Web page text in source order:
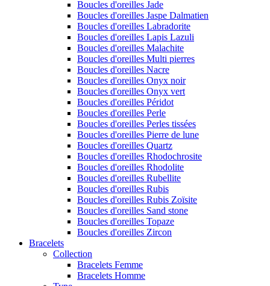
Boucles d'oreilles Jade
Boucles d'oreilles Jaspe Dalmatien
Boucles d'oreilles Labradorite
Boucles d'oreilles Lapis Lazuli
Boucles d'oreilles Malachite
Boucles d'oreilles Multi pierres
Boucles d'oreilles Nacre
Boucles d'oreilles Onyx noir
Boucles d'oreilles Onyx vert
Boucles d'oreilles Péridot
Boucles d'oreilles Perle
Boucles d'oreilles Perles tissées
Boucles d'oreilles Pierre de lune
Boucles d'oreilles Quartz
Boucles d'oreilles Rhodochrosite
Boucles d'oreilles Rhodolite
Boucles d'oreilles Rubellite
Boucles d'oreilles Rubis
Boucles d'oreilles Rubis Zoïsite
Boucles d'oreilles Sand stone
Boucles d'oreilles Topaze
Boucles d'oreilles Zircon
Bracelets
Collection
Bracelets Femme
Bracelets Homme